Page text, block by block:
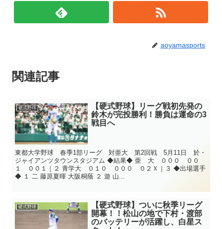
aoyamasports
関連記事
硬式野球
【硬式野球】リーグ戦初先発の
鈴木が完投勝利！勝負は運命の3
戦目へ
東都大学野球 春季1部リーグ 対亜大 第2回戦 5月11日 於・
ジャイアンツタウンスタジアム ◆結果◆ 亜 大 ０００ ００
１ ００１｜２ 青学大 ０１０ ０００ ０２Ｘ｜３ ◆出場選手
◆ １ 二 藤原夏暉 大阪桐蔭 ２ 遊 山...
硬式野球
【硬式野球】ついに秋季リーグ
開幕！！松山の地で下村・渡部
のバッテリーが活躍し、白星ス